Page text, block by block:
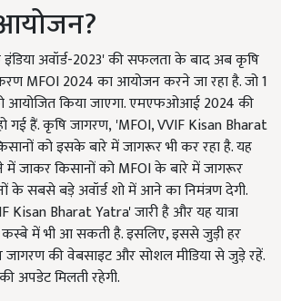
अवॉर्ड-2023' की सफलता के बाद अब कृषि
MFOI 2024 का आयोजन करने जा रहा है. जो 1
आयोजित किया जाएगा. एमएफओआई 2024 की
गई हैं. कृषि जागरण,'MFOI, VVIF Kisan Bharat
को इसके बारे में जागरूर भी कर रहा है. यह
में जाकर किसानों को MFOI के बारे में जागरूर
के सबसे बड़े अवॉर्ड शो में आने का निमंत्रण देगी.
Kisan Bharat Yatra'जारी है और यह यात्रा
में भी आ सकती है. इसलिए, इससे जुड़ी हर
की वेबसाइट और सोशल मीडिया से जुड़े रहें.
अपडेट मिलती रहेगी.